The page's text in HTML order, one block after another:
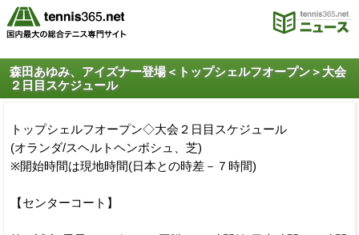
森田あゆみ、アイズナー登場＜トップシェルフオープン＞大会
２日目スケジュール
トップシェルフオープン◇大会２日目スケジュール
(オランダ/スヘルトヘンボシュ、芝)
※開始時間は現地時間(日本との時差－７時間)
【センターコート】